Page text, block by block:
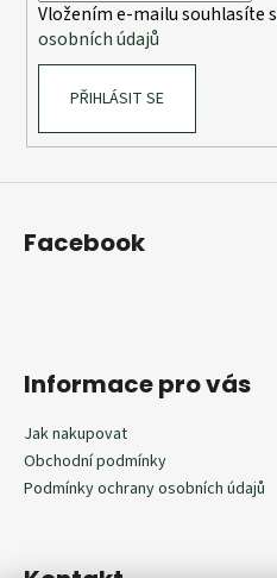
Vložením e-mailu souhlasíte s
osobních údajů
PŘIHLÁSIT SE
Facebook
Informace pro vás
Jak nakupovat
Obchodní podmínky
Podmínky ochrany osobních údajů